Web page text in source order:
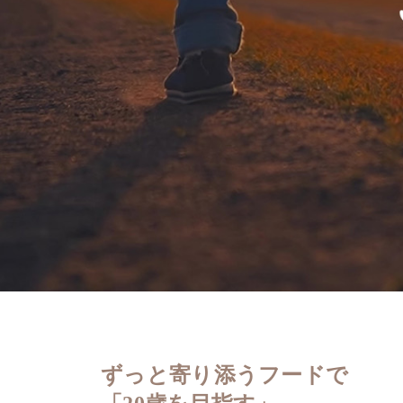
ずっと寄り添うフードで